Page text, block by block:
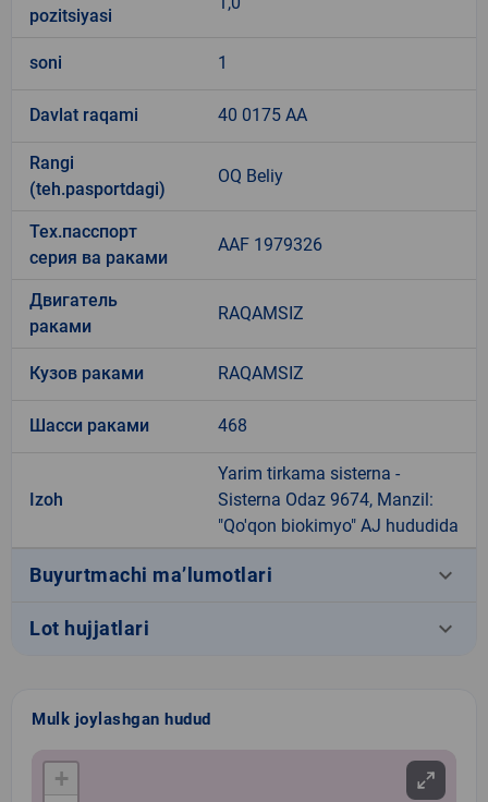
pozitsiyasi
soni 1
Davlat raqami 40 0175 AA
Rangi
(teh.pasportdagi)
OQ Beliy
Тех.пасспорт
серия ва раками
AAF 1979326
Двигатель
раками
RAQAMSIZ
Кузов раками RAQAMSIZ
Шасси раками 468
Izoh
Yarim tirkama sisterna -
Sisterna Odaz 9674, Manzil:
"Qo'qon biokimyo" AJ hududida
Buyurtmachi ma’lumotlari keyboard_arrow_down
Lot hujjatlari keyboard_arrow_down
Mulk joylashgan hudud
+